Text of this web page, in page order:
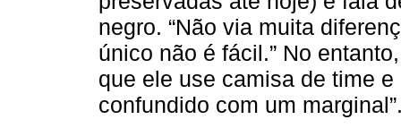
negro. “Não via muita
único não é fácil.” No
que ele use camisa de time
confundido com um